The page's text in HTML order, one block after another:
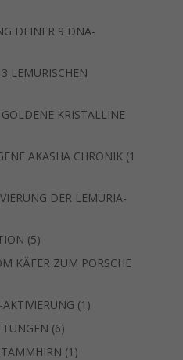
DEINER 9 DNA-
LEMURISCHEN
KRISTALLINE
AKASHA CHRONIK 1
DER LEMURIA-
55
Produkte
KÄFER ZUM PORSCHE
1 1
66
Produkte
1 1